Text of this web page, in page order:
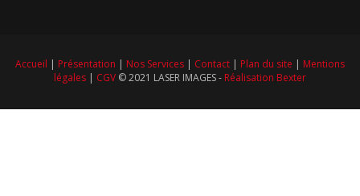
Accueil | Présentation | Nos Services | Contact | Plan du site | Mentions
légales | CGV © 2021 LASER IMAGES - Réalisation Bexter